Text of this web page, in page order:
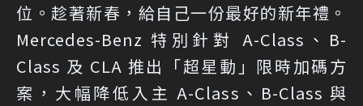
位。趁著新春，給自己一份最好的新年禮。
Mercedes-Benz 特別針對 A-Class、B-
Class 及 CLA 推出「超星動」限時加碼方
案，大幅降低入主 A-Class、B-Class 與